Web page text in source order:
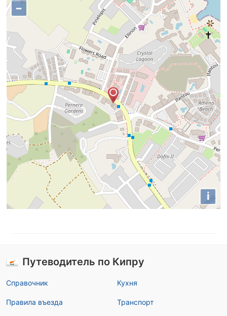
−
i
Путеводитель по Кипру
Справочник
Правила въезда
Кухня
Транспорт